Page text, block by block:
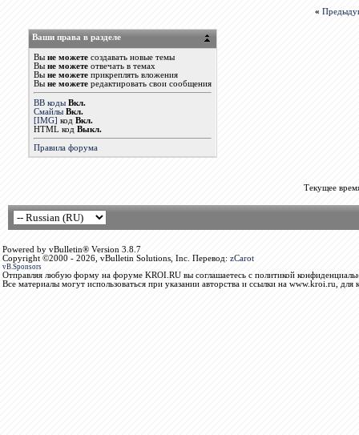
«
Ваши права в разделе
Вы не можетесоздавать новые темы
Вы не можетеотвечать в темах
Вы не можетеприкреплять вложения
Вы не можетередактировать свои сообщения
BB коды Вкл.
Смайлы Вкл.
[IMG] код Вкл.
HTML код Выкл.
Правила форума
Текущее
Powered by vBulletin® Version 3.8.7
Copyright ©2000 - 2026, vBulletin Solutions, Inc. Перевод: zCarot
vB.Sponsors
Отправляя любую форму на форуме KROI.RU вы соглашаетесь с политикой
Все материалы могут использоваться при указании авторства и ссылки на www.kroi.ru, для